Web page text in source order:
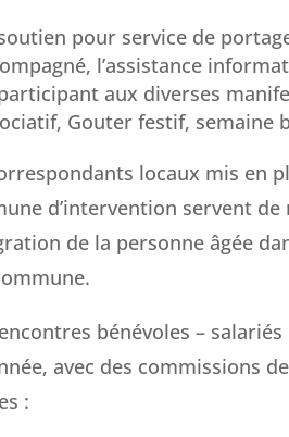
pour service de
l’assistance
aux diverses
Gouter festif, semaine
locaux mis en
d’intervention servent
de la personne âgée
bénévoles –
avec des commissions
: